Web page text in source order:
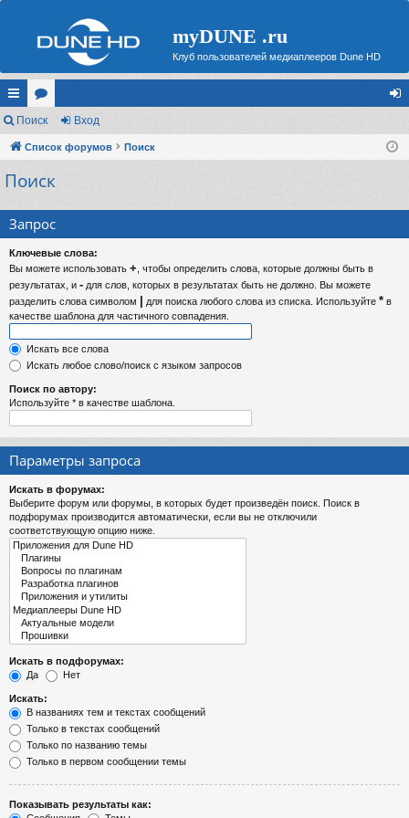
myDUNE .ru
Клуб пользователей медиаплееров Dune HD
с
ы
лк
ор
ум д
Поиск Вход
Список форумов Поиск
Поиск
Запрос
Ключевые слова:
Вы можете использовать + , чтобы определить слова, которые должны быть в
результатах, и - для слов, которых в результатах быть не должно. Вы можете
разделить слова символом | для поиска любого слова из списка. Используйте * в
качестве шаблона для частичного совпадения.
Искать все слова
Искать любое слово/поиск с языком запросов
Поиск по автору:
Используйте * в качестве шаблона.
Параметры запроса
Искать в форумах:
Выберите форум или форумы, в которых будет произведён поиск. Поиск в
подфорумах производится автоматически, если вы не отключили
соответствующую опцию ниже.
Искать в подфорумах:
Да
Нет
Искать:
В названиях тем и текстах сообщений
Только в текстах сообщений
Только по названию темы
Только в первом сообщении темы
Показывать результаты как: